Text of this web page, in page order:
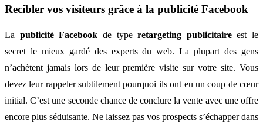
Recibler vos visiteurs grâce à la publicité Facebook
La publicité Facebook de typeretargeting publicitaireest le
secret le mieux gardé des experts du web. La plupart des gens
n’achètent jamais lors de leur première visite sur votre site. Vous
devez leur rappeler subtilement pourquoi ils ont eu un coup de cœur
initial. C’est une seconde chance de conclure la vente avec une offre
encore plus séduisante. Ne laissez pas vos prospects s’échapper dans